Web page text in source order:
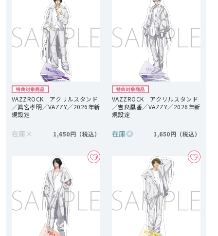
VAZZROCK アクリルスタンド
／眞宮孝明／VAZZY／2026年新
規設定
在庫 × 1,650円
VAZZROCK アクリルスタンド
／吉良凰香／VAZZY／2026年新
規設定
在庫◎ 1,650円